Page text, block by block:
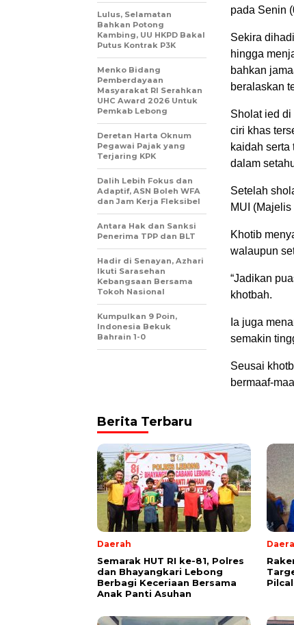
pada Senin
Sekira
hingga
bahkan
beralaskan
Sholat ied
ciri khas
kaidah
dalam
Setelah
MUI
Khotib
walaupun
“Jadikan
khotbah.
Ia juga
semakin
Seusai
bermaaf-
Lulus, Selamatan
Bahkan Potong
Kambing, UU HKPD Bakal
Putus Kontrak P3K
Menko Bidang
Pemberdayaan
Masyarakat RI Serahkan
UHC Award 2026 Untuk
Pemkab Lebong
Deretan Harta Oknum
Pegawai Pajak yang
Terjaring KPK
Dalih Lebih Fokus dan
Adaptif, ASN Boleh WFA
dan Jam Kerja Fleksibel
Antara Hak dan Sanksi
Penerima TPP dan BLT
Hadir di Senayan, Azhari
Ikuti Sarasehan
Kebangsaan Bersama
Tokoh Nasional
Kumpulkan 9 Poin,
Indonesia Bekuk
Bahrain 1-0
Berita Terbaru
Daerah
Semarak HUT RI ke-81, Polres
dan Bhayangkari Lebong
Berbagi Keceriaan Bersama
Anak Panti Asuhan